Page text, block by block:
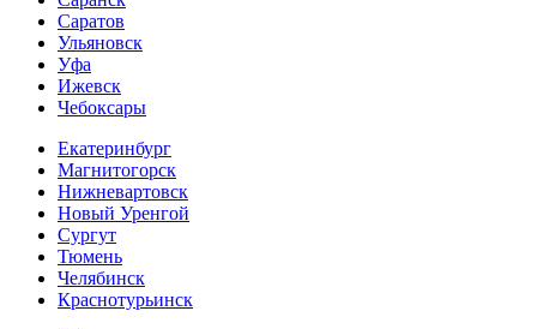
Саратов
Ульяновск
Уфа
Ижевск
Чебоксары
Екатеринбург
Магнитогорск
Нижневартовск
Новый Уренгой
Сургут
Тюмень
Челябинск
Краснотурьинск